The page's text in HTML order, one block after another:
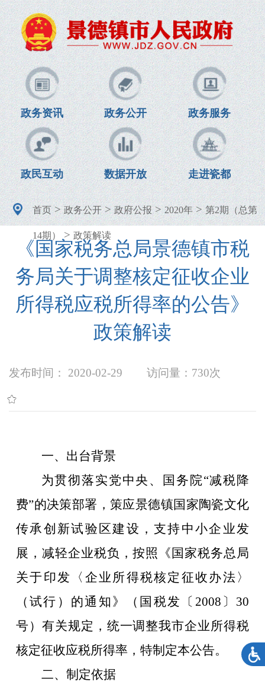
政务资讯 政务公开 政务服务
政民互动 数据开放 走进瓷都
首页>政务公开>政府公报>2020年>第2期（总第
14期） > 政策解读
《国家税务总局景德镇市税
务局关于调整核定征收企业
所得税应税所得率的公告》
政策解读
发布时间： 2020-02-29 访问量： 730次
一、出台背景
为贯彻落实党中央、国务院“减税降
费”的决策部署，策应景德镇国家陶瓷文化
传承创新试验区建设，支持中小企业发
展，减轻企业税负，按照《国家税务总局
关于印发〈企业所得税核定征收办法〉
（试行）的通知》（国税发〔2008〕30
号）有关规定，统一调整我市企业所得税
核定征收应税所得率，特制定本公告。
二、制定依据